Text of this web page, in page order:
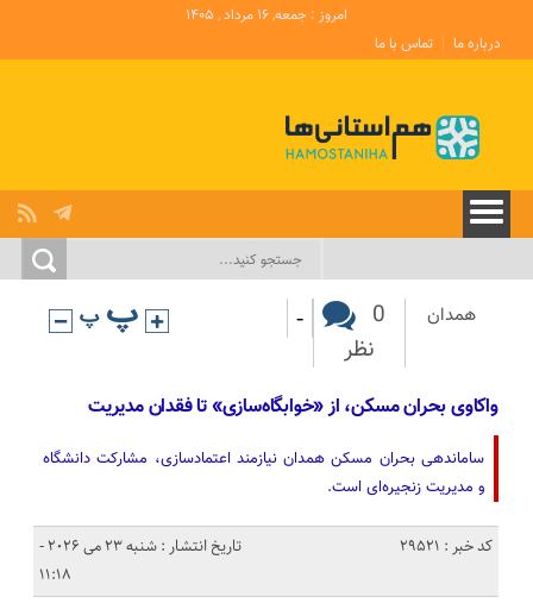
امروز : جمعه, ۱۶ مرداد , ۱۴۰۵
درباره ما
تماس با ما
همدان
0
نظر
-
واکاوی بحران مسکن، از «خوابگاه‌سازی» تا فقدان مدیریت
ساماندهی بحران مسکن همدان نیازمند اعتمادسازی، مشارکت دانشگاه
و مدیریت زنجیره‌ای است.
کد خبر : 29521
تاریخ انتشار : شنبه 23 می 2026 -
11:18